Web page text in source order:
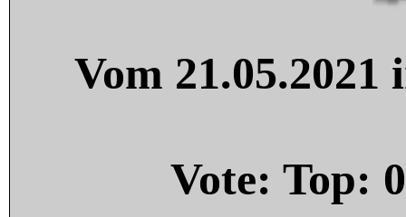
Vom
Vote: Top: 0